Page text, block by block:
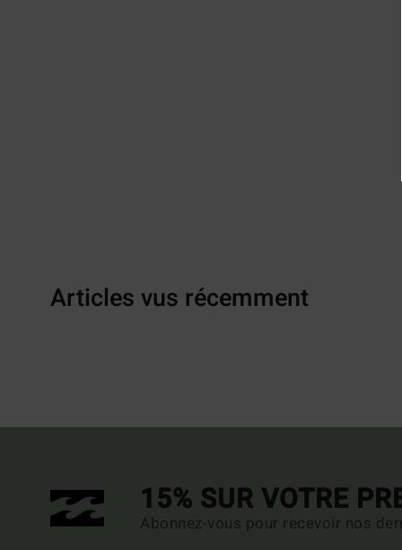
Articles vus récemment
15% SUR VOTRE
Abonnez-vous pour recevoir nos